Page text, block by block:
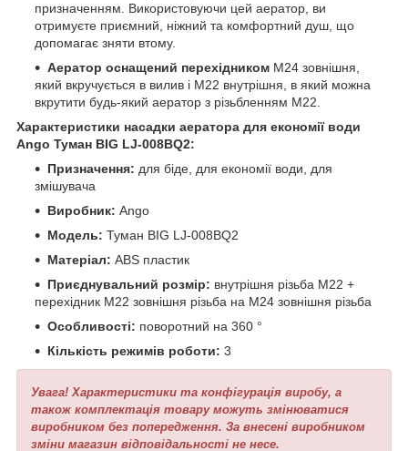
призначенням. Використовуючи цей аератор, ви
отримуєте приємний, ніжний та комфортний душ, що
допомагає зняти втому.
Аератор оснащений перехідником М24 зовнішня,
який вкручується в вилив і М22 внутрішня, в який можна
вкрутити будь-який аератор з різьбленням М22.
Характеристики насадки аератора для економії води
Ango Туман BIG LJ-008BQ2:
Призначення: для біде, для економії води, для
змішувача
Виробник: Ango
Модель: Туман BIG LJ-008BQ2
Матеріал: ABS пластик
Приєднувальний розмір: внутрішня різьба М22 +
перехідник М22 зовнішня різьба на М24 зовнішня різьба
Особливості: поворотний на 360 °
Кількість режимів роботи: 3
Увага! Характеристики та конфігурація виробу, а
також комплектація товару можуть змінюватися
виробником без попередження. За внесені виробником
зміни магазин відповідальності не несе.